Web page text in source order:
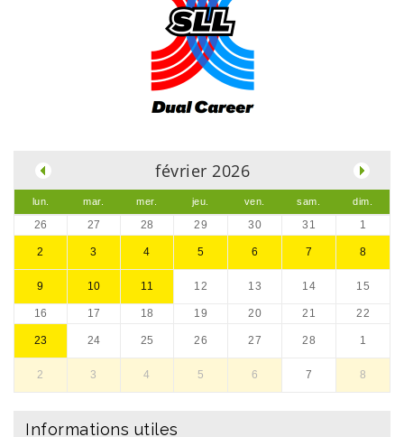
février 2026
lun. mar. mer. jeu. ven. sam. dim.
26 27 28 29 30 31 1
2 3 4 5 6 7 8
9 10 11 12 13 14 15
16 17 18 19 20 21 22
23 24 25 26 27 28 1
2 3 4 5 6 7 8
Informations utiles